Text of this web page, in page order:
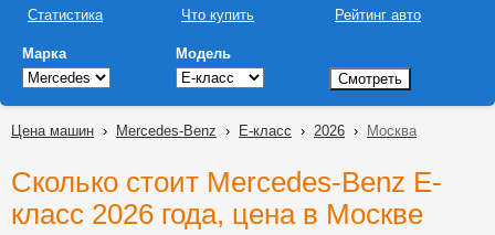
Статистика Что купить Рейтинг авто
Марка Модель
Цена машин › Mercedes-Benz › E-класс › 2026 › Москва
Сколько стоит Mercedes-Benz E-
класс 2026 года, цена в Москве